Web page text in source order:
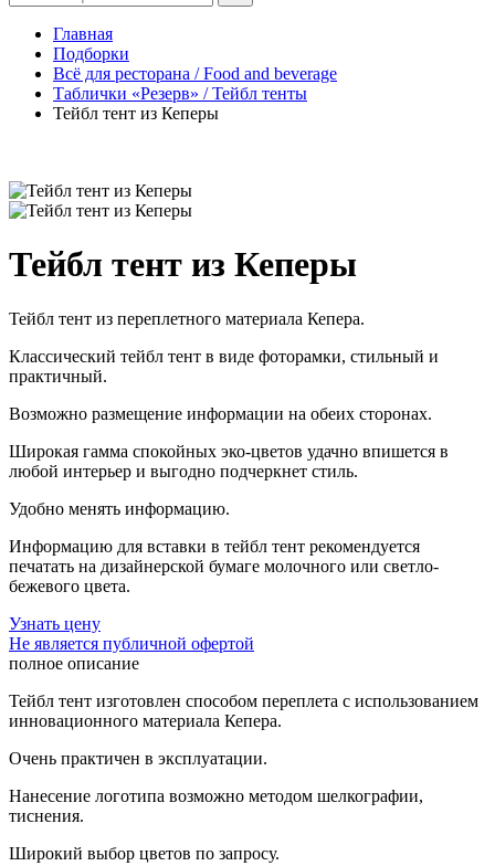
Главная
Подборки
Всё для ресторана / Food and beverage
Таблички «Резерв» / Тейбл тенты
Тейбл тент из Кеперы
Тейбл тент из Кеперы
Тейбл тент из переплетного материала Кепера.
Классический тейбл тент в виде фоторамки, стильный и
практичный.
Возможно размещение информации на обеих сторонах.
Широкая гамма спокойных эко-цветов удачно впишется в
любой интерьер и выгодно подчеркнет стиль.
Удобно менять информацию.
Информацию для вставки в тейбл тент рекомендуется
печатать на дизайнерской бумаге молочного или светло-
бежевого цвета.
Узнать цену
Не является публичной офертой
полное описание
Тейбл тент изготовлен способом переплета с использованием
инновационного материала Кепера.
Очень практичен в эксплуатации.
Нанесение логотипа возможно методом шелкографии,
тиснения.
Широкий выбор цветов по запросу.